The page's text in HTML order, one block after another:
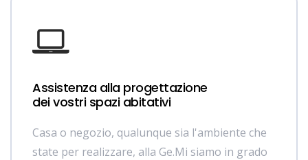
Assistenza alla progettazione
dei vostri spazi abitativi
Casa o negozio, qualunque sia l'ambiente che
state per realizzare, alla Ge.Mi siamo in grado